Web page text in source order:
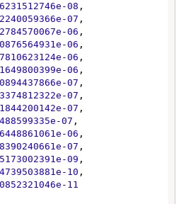
08 ,
07 ,
06 ,
06 ,
06 ,
06 ,
07 ,
07 ,
07 ,
07 ,
06 ,
07 ,
09 ,
10 ,
11